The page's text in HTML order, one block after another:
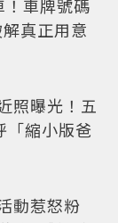
車牌號碼
真正用意
照曝光！五
「縮小版爸
動惹怒粉